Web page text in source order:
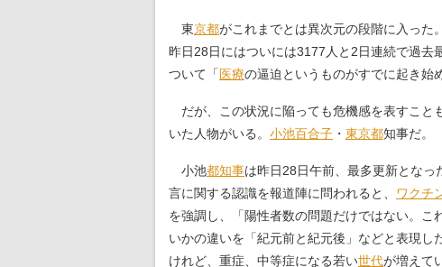
東京都がこれまでとは異次元の段階に入った
昨日28日にはついには3177人と2日連続で過去
ついて「 医療の逼迫というものがすでに起き始
だが、この状況に陥っても危機感を表すこと
いた人物がいる。 小池百合子 ・ 東京都知事だ。
小池都知事は昨日28日午前、最多更新となっ
言に関する認識を報道陣に問われると、 ワクチ
を強調し、「陽性者数の問題だけではない。
いかの違いを「紀元前と紀元後」などと表現
けれど、重症、中等症になる若い世代が増えて